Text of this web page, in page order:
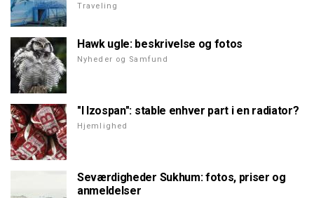
Traveling
Hawk ugle: beskrivelse og fotos
Nyheder og Samfund
"I Izospan": stable enhver part i en radiator?
Hjemlighed
Seværdigheder Sukhum: fotos, priser og
anmeldelser